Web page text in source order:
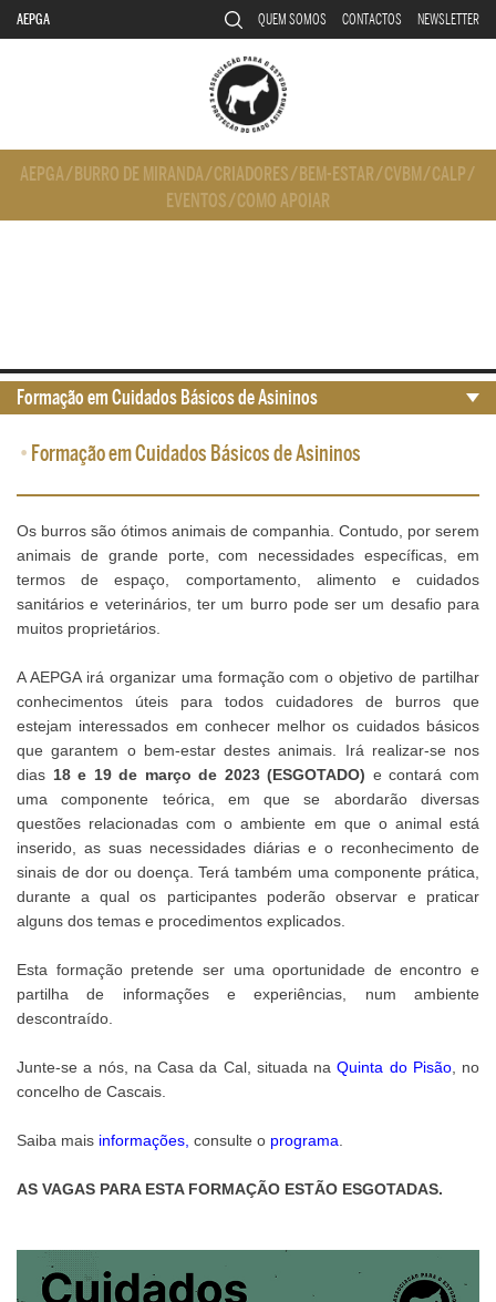
AEPGA QUEM SOMOS CONTACTOS NEWSLETTER
AEPGA/ BURRO DE MIRANDA/CRIADORES/ BEM-ESTAR/CVBM/CALP/
EVENTOS/COMO APOIAR
• Formação em Cuidados Básicos de Asininos
Os burros são ótimos animais de companhia. Contudo, por serem
animais de grande porte, com necessidades específicas, em
termos de espaço, comportamento, alimento e cuidados
sanitários e veterinários, ter um burro pode ser um desafio para
muitos proprietários.
A AEPGA irá organizar uma formação com o objetivo de partilhar
conhecimentos úteis para todos cuidadores de burros que
estejam interessados em conhecer melhor os cuidados básicos
que garantem o bem-estar destes animais. Irá realizar-se nos
dias 18 e 19 de março de 2023 (ESGOTADO) e contará com
uma componente teórica, em que se abordarão diversas
questões relacionadas com o ambiente em que o animal está
inserido, as suas necessidades diárias e o reconhecimento de
sinais de dor ou doença. Terá também uma componente prática,
durante a qual os participantes poderão observar e praticar
alguns dos temas e procedimentos explicados.
Esta formação pretende ser uma oportunidade de encontro e
partilha de informações e experiências, num ambiente
descontraído.
Junte-se a nós, na Casa da Cal, situada naQuinta do Pisão, no
concelho de Cascais.
Saiba mais informações consulte o programa
AS VAGAS PARA ESTA FORMAÇÃO ESTÃO ESGOTADAS.
Formação em Cuidados Básicos de Asininos